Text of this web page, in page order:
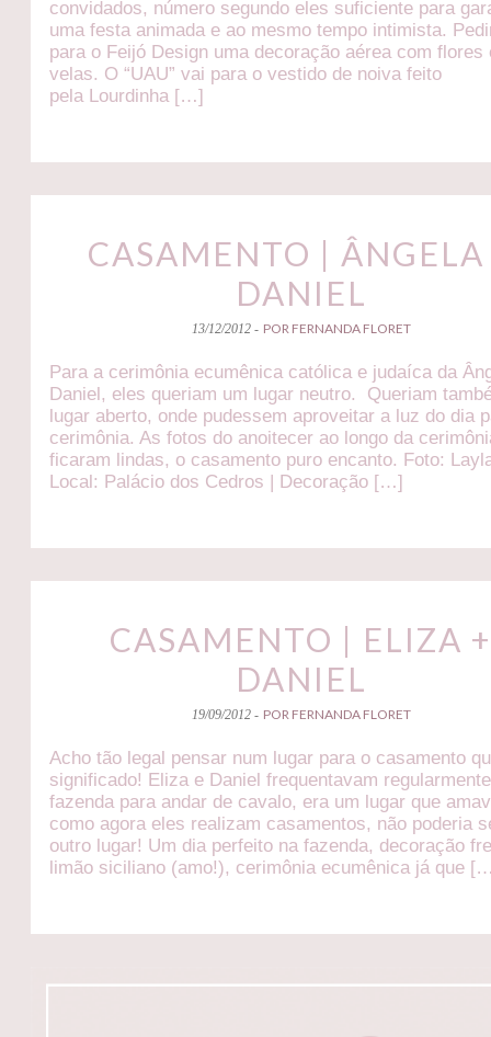
convidados, número segundo eles suficiente para
uma festa animada e ao mesmo tempo intimista.
para o Feijó Design uma decoração aérea com flores
velas. O “UAU” vai para o vestido de noiva feito
pela Lourdinha […]
CASAMENTO |
DANIEL
13/12/2012 - POR FERNANDA FLORET
Para a cerimônia ecumênica católica e judaíca da
Daniel, eles queriam um lugar neutro. Queriam
lugar aberto, onde pudessem aproveitar a luz do dia
cerimônia. As fotos do anoitecer ao longo da
ficaram lindas, o casamento puro encanto. Foto:
Local: Palácio dos Cedros | Decoração […]
CASAMENTO | ELIZA
DANIEL
19/09/2012 - POR FERNANDA FLORET
Acho tão legal pensar num lugar para o casamento
significado! Eliza e Daniel frequentavam
fazenda para andar de cavalo, era um lugar que
como agora eles realizam casamentos, não poderia
outro lugar! Um dia perfeito na fazenda, decoração
limão siciliano (amo!), cerimônia ecumênica já que